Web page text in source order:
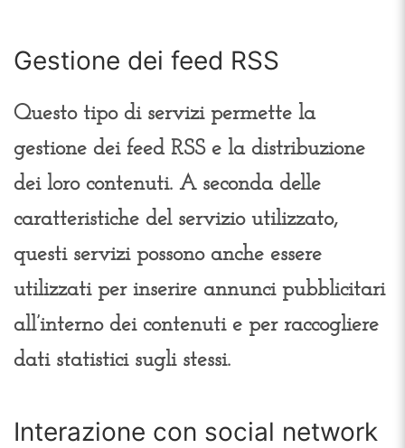
Gestione dei feed RSS
Questo tipo di servizi permette la
gestione dei feed RSS e la distribuzione
dei loro contenuti. A seconda delle
caratteristiche del servizio utilizzato,
questi servizi possono anche essere
utilizzati per inserire annunci pubblicitari
all’interno dei contenuti e per raccogliere
dati statistici sugli stessi.
Interazione con social network